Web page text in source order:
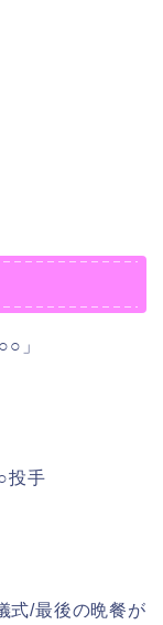
」
投手
式/最後の晩餐が